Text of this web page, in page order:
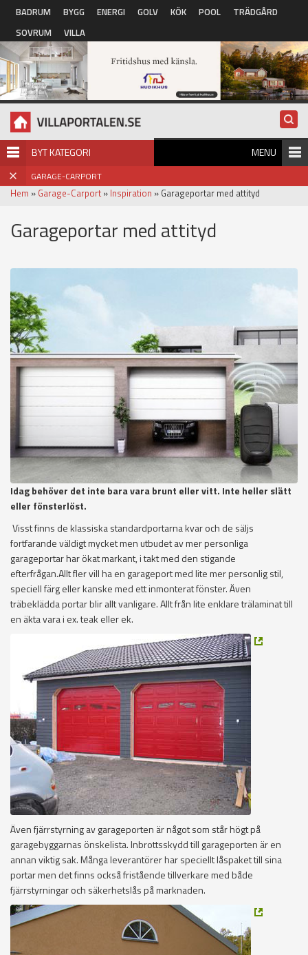
Hoppa till huvudinnehåll
BADRUM BYGG ENERGI GOLV KÖK POOL
TRÄDGÅRD
SOVRUM
VILLA
BYT KATEGORI MENU
GARAGE-CARPORT
Hem » Garage-Carport » Inspiration » Garageportar med attityd
Garageportar med attityd
Idag behöver det inte bara vara brunt eller vitt. Inte heller slätt
eller fönsterlöst.
Visst finns de klassiska standardportarna kvar och de säljs
fortfarande väldigt mycket men utbudet av mer personliga
garageportar har ökat markant, i takt med den stigande
efterfrågan.Allt fler vill ha en garageport med lite mer personlig stil,
speciell färg eller kanske med ett inmonterat fönster. Även
träbeklädda portar blir allt vanligare. Allt från lite enklare trälaminat till
en äkta vara i ex. teak eller ek.
Även fjärrstyrning av garageporten är något som står högt på
garagebyggarnas önskelista. Inbrottsskydd till garageporten är en
annan viktig sak. Många leverantörer har speciellt låspaket till sina
portar men det finns också fristående tillverkare med både
fjärrstyrningar och säkerhetslås på marknaden.